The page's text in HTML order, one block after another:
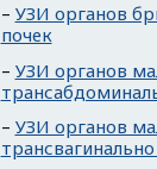
УЗИ органов
почек
УЗИ органов
УЗИ органов